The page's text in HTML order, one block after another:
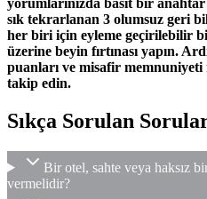
yorumlarınızda basit bir
sık tekrarlanan 3 olumsuz geri
her biri için eyleme geçirilebilir
üzerine beyin fırtınası yapın.
puanları ve misafir
takip edin.
Sıkça Sorulan
Bir otel, sahte veya haksız
vermelidir?